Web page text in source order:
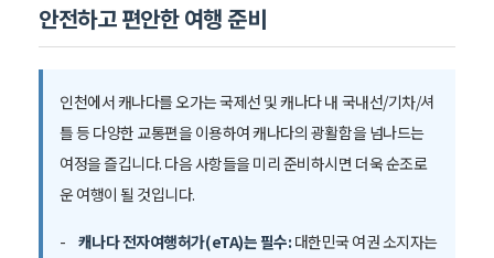
안전하고 편안한 여행 준비
인천에서 캐나다를 오가는 국제선 및 캐나다 내 국내선/기차/셔
틀 등 다양한 교통편을 이용하여 캐나다의 광활함을 넘나드는
여정을 즐깁니다. 다음 사항들을 미리 준비하시면 더욱 순조로
운 여행이 될 것입니다.
캐나다 전자여행허가(eTA)는 필수: 대한민국 여권 소지자는